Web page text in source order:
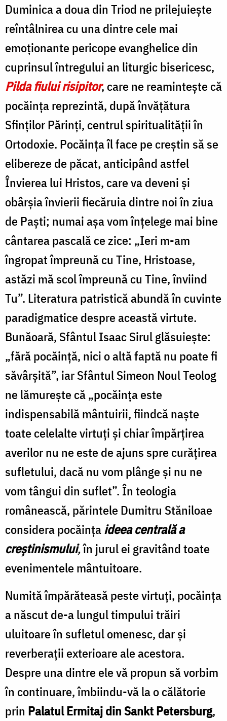
Duminica a doua din Triod ne prilejuiește
reîntâlnirea cu una dintre cele mai
emoționante pericope evanghelice din
cuprinsul întregului an liturgic bisericesc,
Pilda fiului risipitor, care ne reamintește că
pocăința reprezintă, după învățătura
Sfinților Părinți, centrul spiritualității în
Ortodoxie. Pocăinţa îl face pe creștin să se
elibereze de păcat, anticipând astfel
Învierea lui Hristos, care va deveni şi
obârşia învierii fiecăruia dintre noi în ziua
de Paști; numai aşa vom înțelege mai bine
cântarea pascală ce zice: „Ieri m-am
îngropat împreună cu Tine, Hristoase,
astăzi mă scol împreună cu Tine, înviind
Tu”. Literatura patristică abundă în cuvinte
paradigmatice despre această virtute.
Bunăoară, Sfântul Isaac Sirul glăsuiește:
„fără pocăință, nici o altă faptă nu poate fi
săvârşită”, iar Sfântul Simeon Noul Teolog
ne lămurește că „pocăinţa este
indispensabilă mântuirii, fiindcă naşte
toate celelalte virtuţi şi chiar împărţirea
averilor nu ne este de ajuns spre curăţirea
sufletului, dacă nu vom plânge şi nu ne
vom tângui din suflet”. În teologia
românească, părintele Dumitru Stăniloae
considera pocăințaideea centrală a
creștinismului,în jurul ei gravitând toate
evenimentele mântuitoare.
Numită împărăteasă peste virtuți, pocăința
a născut de-a lungul timpului trăiri
uluitoare în sufletul omenesc, dar și
reverberații exterioare ale acestora.
Despre una dintre ele vă propun să vorbim
în continuare, îmbiindu-vă la o călătorie
prin Palatul Ermitaj din Sankt Petersburg,